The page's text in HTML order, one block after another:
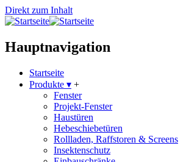
Direkt zum Inhalt
Hauptnavigation
Startseite
Produkte ▾ +
Fenster
Projekt-Fenster
Haustüren
Hebeschiebetüren
Rollladen, Raffstoren & Screens
Insektenschutz